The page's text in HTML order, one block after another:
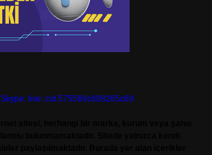
Skype: live:.cid.575569c608265c69